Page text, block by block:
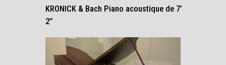
KRONICK & Bach Piano acoustique de 7’
2’’